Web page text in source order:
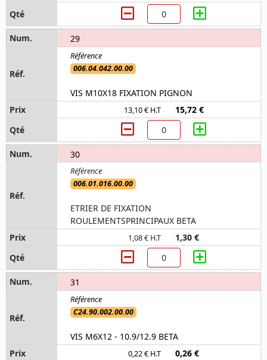
29
006.04.042.00.00
VIS M10X18 FIXATION PIGNON
13,10 € H.T 15,72 €
30
006.01.016.00.00
ETRIER DE FIXATION
ROULEMENTSPRINCIPAUX BETA
1,08 € H.T 1,30 €
31
C24.90.002.00.00
VIS M6X12 - 10.9/12.9 BETA
0,22 € H.T 0,26 €